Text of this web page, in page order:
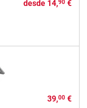
desde 14,90€
39,00€